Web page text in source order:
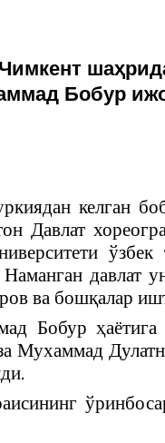
Бобур
келган
Давлат
давлат
ва бошқалар
Бобур
Мухаммад